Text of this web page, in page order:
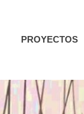
PROYECTOS